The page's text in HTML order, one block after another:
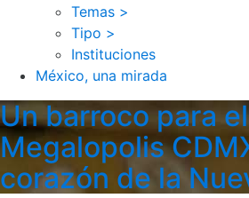
Temas >
Tipo >
Instituciones
México, una mirada
Un barroco para
Megalopolis
corazón de la